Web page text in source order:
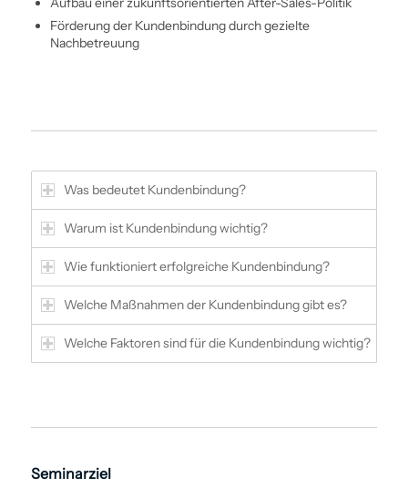
Förderung der Kunden­bindung durch gezielte
Nachbetreuung
Was bedeutet Kunden­bindung?
Warum ist Kunden­bindung wichtig?
Wie ­funktioniert erfolgreiche Kunden­bindung?
Welche Maßnahmen der Kunden­bindung gibt es?
Welche Faktoren sind für die Kunden­bindung wichtig?
Seminarziel